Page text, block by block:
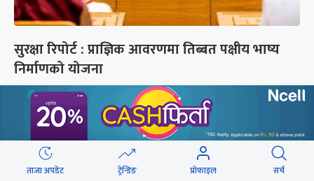
सुरक्षा रिपोर्ट : प्राज्ञिक आवरणमा तिब्बत पक्षीय भाष्य
निर्माणको योजना
छुटाउनुभयो कि ?
संसद्लाई टेर्दैनन् प्रधानमन्त्री, लाचार
छन् सभामुख
ताजा अपडेट ट्रेन्डिङ प्रोफाइल सर्च